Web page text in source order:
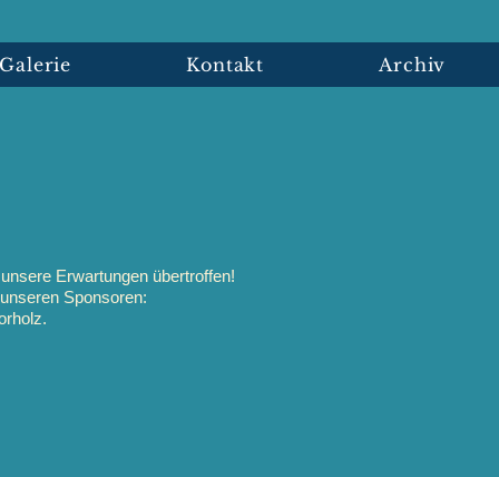
Galerie Kontakt Archiv
Erwartungen übertroffen!
Sponsoren: